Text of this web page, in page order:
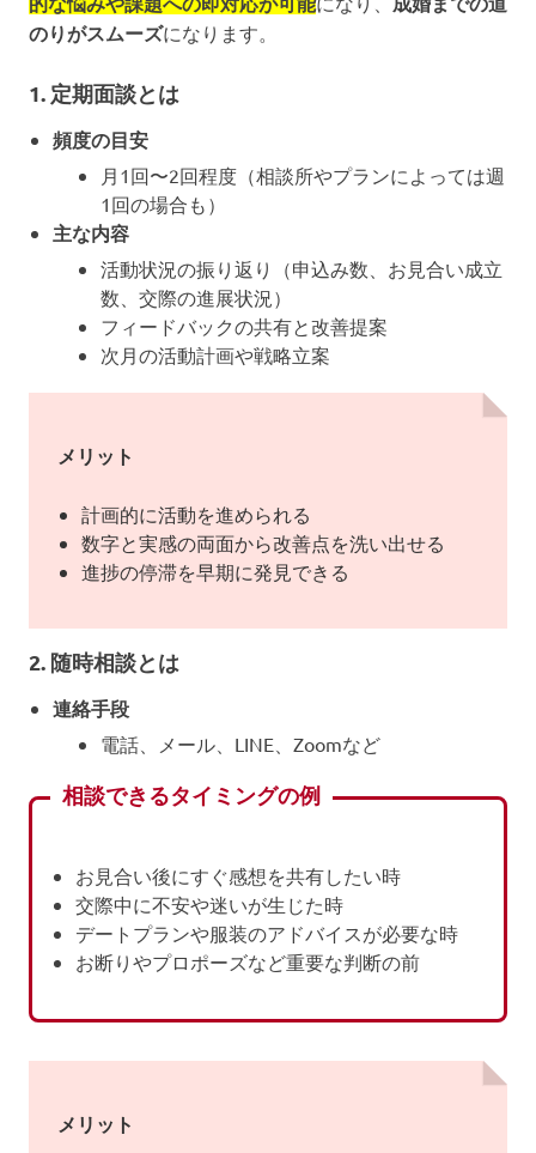
のりがスムーズになります。
1. 定期面談とは
頻度の目安
月1回〜2回程度（相談所やプランによっては週
1回の場合も）
主な内容
活動状況の振り返り（申込み数、お見合い成立
数、交際の進展状況）
フィードバックの共有と改善提案
次月の活動計画や戦略立案
メリット
計画的に活動を進められる
数字と実感の両面から改善点を洗い出せる
進捗の停滞を早期に発見できる
2. 随時相談とは
連絡手段
電話、メール、LINE、Zoomなど
相談できるタイミングの例
お見合い後にすぐ感想を共有したい時
交際中に不安や迷いが生じた時
デートプランや服装のアドバイスが必要な時
お断りやプロポーズなど重要な判断の前
メリット